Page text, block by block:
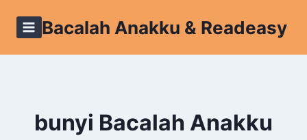
Bacalah Anakku & Readeasy
bunyi Bacalah Anakku